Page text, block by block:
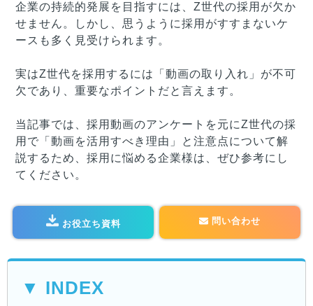
企業の持続的発展を目指すには、Z世代の採用が欠か
せません。しかし、思うように採用がすすまないケ
ースも多く見受けられます。
実はZ世代を採用するには「動画の取り入れ」が不可
欠であり、重要なポイントだと言えます。
当記事では、採用動画のアンケートを元にZ世代の採
用で「動画を活用すべき理由」と注意点について解
説するため、採用に悩める企業様は、ぜひ参考にし
てください。
お役立ち資料 問い合わせ
▼ INDEX